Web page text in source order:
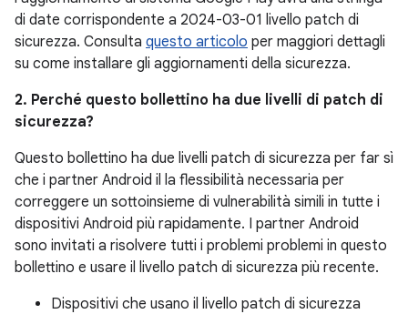
di date corrispondente a 2024-03-01 livello patch di
sicurezza. Consulta questo articolo per maggiori dettagli
su come installare gli aggiornamenti della sicurezza.
2. Perché questo bollettino ha due livelli di patch di
sicurezza?
Questo bollettino ha due livelli patch di sicurezza per far sì
che i partner Android il la flessibilità necessaria per
correggere un sottoinsieme di vulnerabilità simili in tutte i
dispositivi Android più rapidamente. I partner Android
sono invitati a risolvere tutti i problemi problemi in questo
bollettino e usare il livello patch di sicurezza più recente.
Dispositivi che usano il livello patch di sicurezza